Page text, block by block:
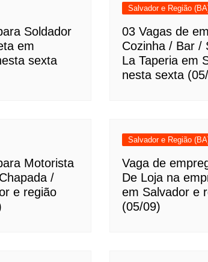
Soldador
em
sexta
Salvador e Região
03 Vagas de
Cozinha / Bar /
La Taperia em
nesta sexta
Motorista
/
e região
Salvador e Região
Vaga de
De Loja na
em Salvador e
(05/09)